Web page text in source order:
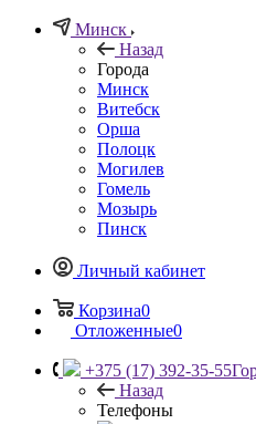
Минск
Назад
Города
Минск
Витебск
Орша
Полоцк
Могилев
Гомель
Мозырь
Пинск
Личный кабинет
Корзина0
Отложенные0
+375 (17) 392-35-55
Назад
Телефоны